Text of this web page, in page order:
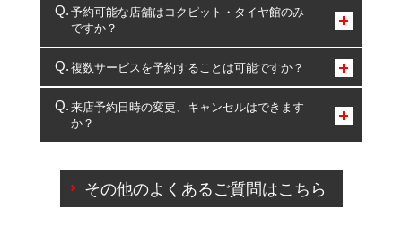
予約可能な店舗はコクピット・タイヤ館のみ
ですか？
コクピット・タイヤ館のみとなります。
複数サービスを予約することは可能ですか？
複数サービスのご予約は可能です。
一部の商品・サービスの組み合わせに限り、同時にご予約が
出来ないものもございます。
来店予約日時の変更、キャンセルはできます
か？
ご来店予約日の3営業日前を過ぎている場合のご予約
の日時変更につきましては、直接ご予約の店舗まで
その他のよくあるご質問はこちら